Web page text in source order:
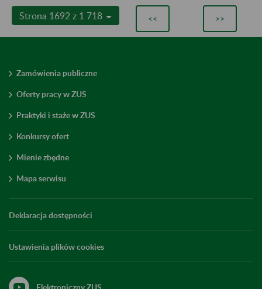
Strona 1692 z 1 718 << >>
Zamówienia publiczne
Oferty pracy w ZUS
Praktyki i staże w ZUS
Konkursy ofert
Mienie zbędne
Mapa serwisu
Deklaracja dostępności
Ustawienia plików cookies
Elektroniczny ZUS